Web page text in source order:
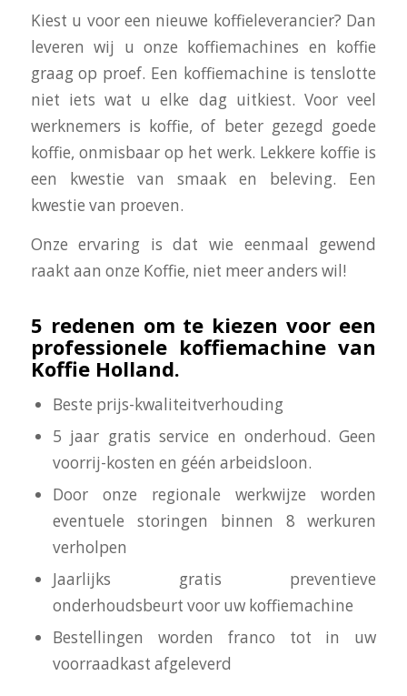
Kiest u voor een nieuwe koffieleverancier? Dan
leveren wij u onze koffiemachines en koffie
graag op proef. Een koffiemachine is tenslotte
niet iets wat u elke dag uitkiest. Voor veel
werknemers is koffie, of beter gezegd goede
koffie, onmisbaar op het werk. Lekkere koffie is
een kwestie van smaak en beleving. Een
kwestie van proeven.
Onze ervaring is dat wie eenmaal gewend
raakt aan onze Koffie, niet meer anders wil!
5 redenen om te kiezen voor een
professionele koffiemachine van
Koffie Holland.
Beste prijs-kwaliteitverhouding
5 jaar gratis service en onderhoud. Geen
voorrij-kosten en géén arbeidsloon.
Door onze regionale werkwijze worden
eventuele storingen binnen 8 werkuren
verholpen
Jaarlijks gratis preventieve
onderhoudsbeurt voor uw koffiemachine
Bestellingen worden franco tot in uw
voorraadkast afgeleverd